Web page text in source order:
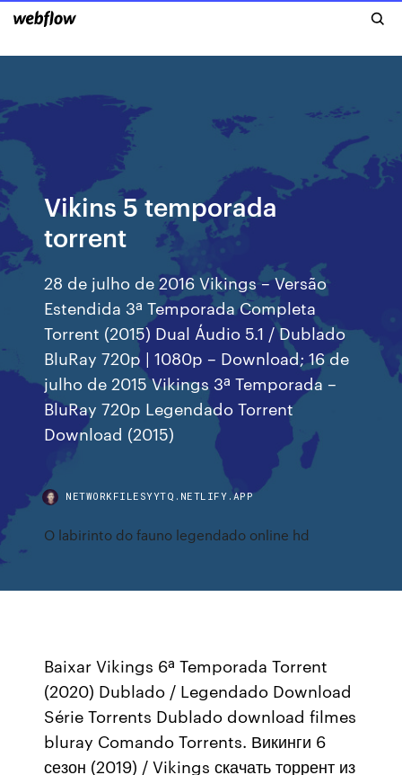
Vikins 5 temporada
torrent
28 de julho de 2016 Vikings – Versão
Estendida 3ª Temporada Completa
Torrent (2015) Dual Áudio 5.1 / Dublado
BluRay 720p | 1080p – Download; 16 de
julho de 2015 Vikings 3ª Temporada –
BluRay 720p Legendado Torrent
Download (2015)
NETWORKFILESYYTQ.NETLIFY.APP
O labirinto do fauno legendado online hd
Baixar Vikings 6ª Temporada Torrent
(2020) Dublado / Legendado Download
Série Torrents Dublado download filmes
bluray Comando Torrents. Викинги 6
сезон (2019) / Vikings скачать торрент из